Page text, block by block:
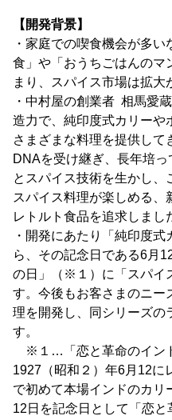
【開発背景】
・家庭での喫食機会が多
食」や「おうちごはんのマ
まり、スパイス市場は拡大
・中村屋の創業者 相馬愛
造力で、純印度式カリーや
さまざまな料理を提供し
DNAを受け継ぎ、長年培
とスパイス技術を生かし
スパイス料理が楽しめる、
レトルト食品を追求しまし
・開発にあたり「純印度
ら、その記念日である6月
の日」（※１）に「スパイ
す。今後もお客さまのニー
理を開発し、同シリーズの
す。
※１…「恋と革命のイン
1927（昭和２）年6月12に
で初めて本場インドのカリ
12日を記念日として「恋